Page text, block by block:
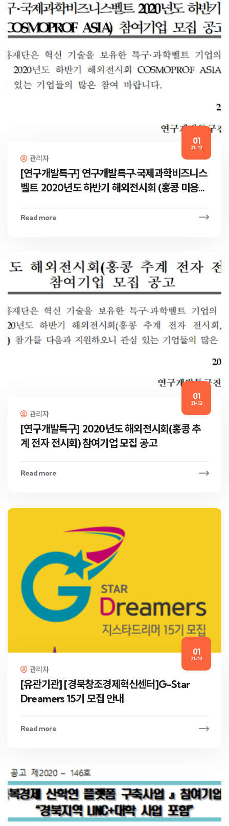
01
21-12
관리자
[연구개발특구] 연구개발특구·국제과학비즈니스
벨트 2020년도 하반기 해외전시회 (홍콩 미용전
Read more
01
21-12
관리자
[연구개발특구] 2020년도 해외전시회(홍콩 추
계 전자 전시회) 참여기업 모집 공고
Read more
01
21-12
관리자
[유관기관] [경북창조경제혁신센터]G-Star
Dreamers 15기 모집 안내
Read more